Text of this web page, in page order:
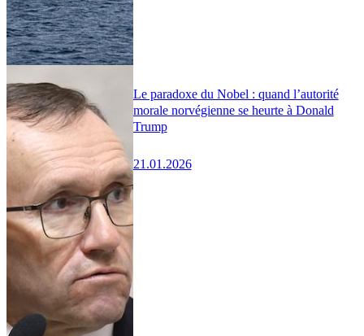
Le paradoxe du Nobel : quand l’autorité
morale norvégienne se heurte à Donald
Trump
21.01.2026